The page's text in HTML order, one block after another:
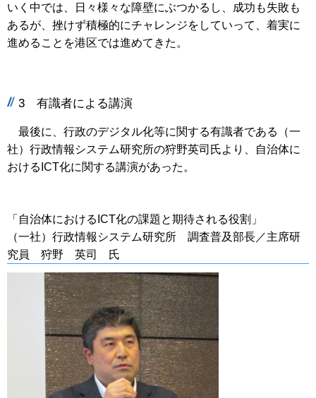
いく中では、日々様々な障壁にぶつかるし、成功も失敗も
あるが、挫けず積極的にチャレンジをしていって、着実に
進めることを港区では進めてきた。
3 有識者による講演
最後に、行政のデジタル化等に関する有識者である（一
社）行政情報システム研究所の狩野英司氏より、自治体に
おけるICT化に関する講演があった。
「自治体におけるICT化の課題と期待される役割」
（一社）行政情報システム研究所 調査普及部長／主席研
究員 狩野 英司 氏